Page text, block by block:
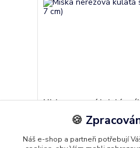
Miska nerezová kulatá s
74,00 Kč /ks
🍪
Náš e-shop a partneři potřebují